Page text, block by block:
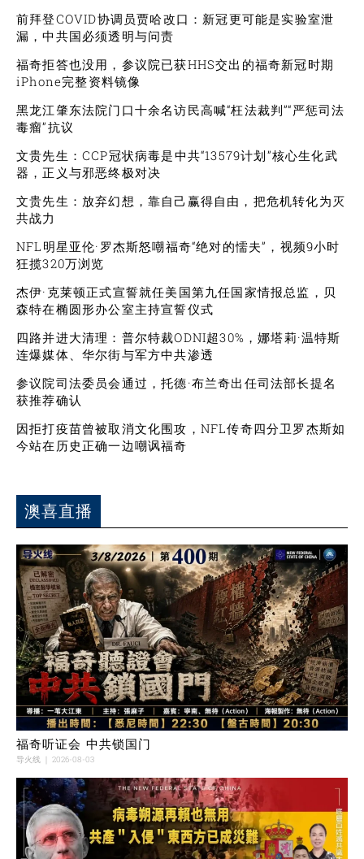
前拜登COVID协调员贾哈改口：新冠更可能是实验室泄
漏，中共国必须透明与问责
福奇拒答也没用，参议院已获HHS交出的福奇新冠时期
iPhone完整资料镜像
黑龙江肇东法院门口十余名访民高喊“枉法裁判”“严惩司法
毒瘤”抗议
文贵先生：CCP冠状病毒是中共“13579计划”核心生化武
器，正义与邪恶终极对决
文贵先生：放弃幻想，靠自己赢得自由，把危机转化为灭
共战力
NFL明星亚伦·罗杰斯怒嘲福奇“绝对的懦夫”，视频9小时
狂揽320万浏览
杰伊·克莱顿正式宣誓就任美国第九任国家情报总监，贝
森特在椭圆形办公室主持宣誓仪式
四路并进大清理：普尔特裁ODNI超30%，娜塔莉·温特斯
连爆媒体、华尔街与军方中共渗透
参议院司法委员会通过，托德·布兰奇出任司法部长提名
获推荐确认
因拒打疫苗曾被取消文化围攻，NFL传奇四分卫罗杰斯如
今站在历史正确一边嘲讽福奇
澳喜直播
福奇听证会 中共锁国门
导火线 2026-08-03